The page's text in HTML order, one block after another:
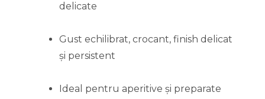
delicate
Gust echilibrat, crocant, finish delicat
și persistent
Ideal pentru aperitive și preparate